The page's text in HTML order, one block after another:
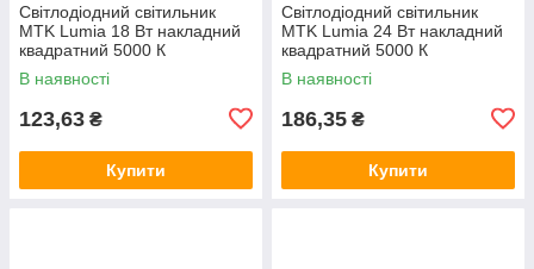
Світлодіодний світильник
MTK Lumia 18 Вт накладний
квадратний 5000 К
В наявності
123,63 ₴
Купити
Світлодіодний світильник
MTK Lumia 24 Вт накладний
квадратний 5000 К
В наявності
186,35 ₴
Купити